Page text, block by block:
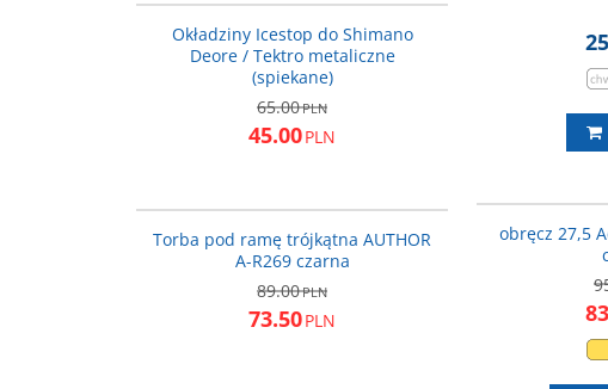
obręcz 27,5
Okładziny Icestop do Shimano
Deore / Tektro metaliczne
(spiekane)
65.00PLN
45.00PLN
Torba pod ramę trójkątna AUTHOR
A-R269 czarna
89.00PLN
73.50PLN